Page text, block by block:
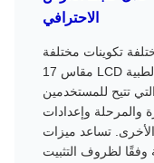
الاحترافي
تكوينات مختلفة
للشاشة. تشتمل شاشة Hopestar الطبية LCD مقاس 17
بوصة على وظائف التحكم في OSD التي تتيح للمستخدمين
والمرحلة وإعدادات
تساعد ميزات
لظروف التثبيت